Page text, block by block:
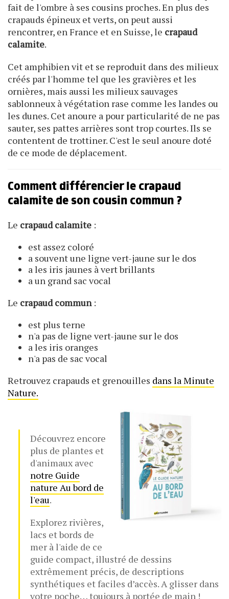
fait de l'ombre à ses cousins proches. En plus des
crapauds épineux et verts, on peut aussi
rencontrer, en France et en Suisse, le crapaud
calamite.
Cet amphibien vit et se reproduit dans des milieux
créés par l'homme tel que les gravières et les
ornières, mais aussi les milieux sauvages
sablonneux à végétation rase comme les landes ou
les dunes. Cet anoure a pour particularité de ne pas
sauter, ses pattes arrières sont trop courtes. Ils se
contentent de trottiner. C'est le seul anoure doté
de ce mode de déplacement.
Comment différencier le crapaud
calamite de son cousin commun ?
Le crapaud calamite :
est assez coloré
a souvent une ligne vert-jaune sur le dos
a les iris jaunes à vert brillants
a un grand sac vocal
Le crapaud commun :
est plus terne
n'a pas de ligne vert-jaune sur le dos
a les iris oranges
n'a pas de sac vocal
Retrouvez crapauds et grenouilles dans la Minute
Nature.
Découvrez encore
plus de plantes et
d'animaux avec
notre Guide
nature Au bord de
l'eau.
Explorez rivières,
lacs et bords de
mer à l'aide de ce
guide compact, illustré de dessins
extrêmement précis, de descriptions
synthétiques et faciles d’accès. A glisser dans
votre poche… toujours à portée de main !